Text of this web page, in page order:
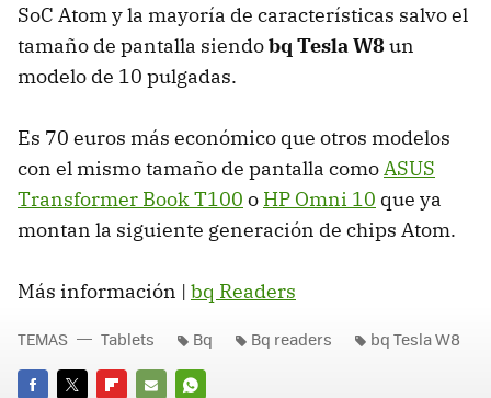
SoC Atom y la mayoría de características salvo el
tamaño de pantalla siendobq Tesla W8un
modelo de 10 pulgadas.
Es 70 euros más económico que otros modelos
con el mismo tamaño de pantalla comoASUS
Transformer Book T100 o HP Omni 10 que ya
montan la siguiente generación de chips Atom.
Más información | bq Readers
TEMAS Tablets Bq Bq readers bq Tesla W8